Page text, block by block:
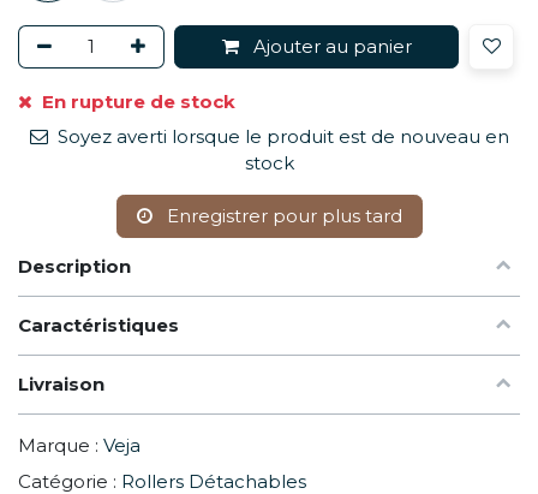
Ajouter au panier
En rupture de stock
Soyez averti lorsque le produit est de nouveau en
stock
Enregistrer pour plus tard
Description
Caractéristiques
Livraison
Marque : Veja
Catégorie : Rollers Détachables